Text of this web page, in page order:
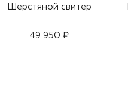
Шерстяной свитер
49 950 ₽